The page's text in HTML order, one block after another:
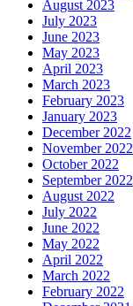
August 2023
July 2023
June 2023
May 2023
April 2023
March 2023
February 2023
January 2023
December 2022
November 2022
October 2022
September 2022
August 2022
July 2022
June 2022
May 2022
April 2022
March 2022
February 2022